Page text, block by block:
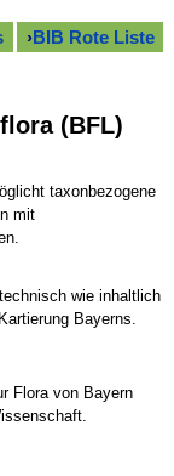
›BIB Rote Liste
(BFL)
taxonbezogene
mit
technisch wie inhaltlich
Bayerns.
Flora von Bayern